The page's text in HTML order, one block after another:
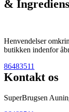
&
Henvendelser
butikken indenfor
86483511
Kontakt os
SuperBrugsen